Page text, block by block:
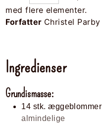
med flere elementer.
Forfatter Christel Parby
Ingredienser
Grundismasse:
14 stk. æggeblommer
almindelige